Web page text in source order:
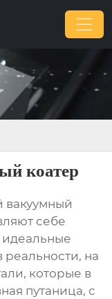
коатер
вакуумный
себе
реальности, на
которые в
путаница, с